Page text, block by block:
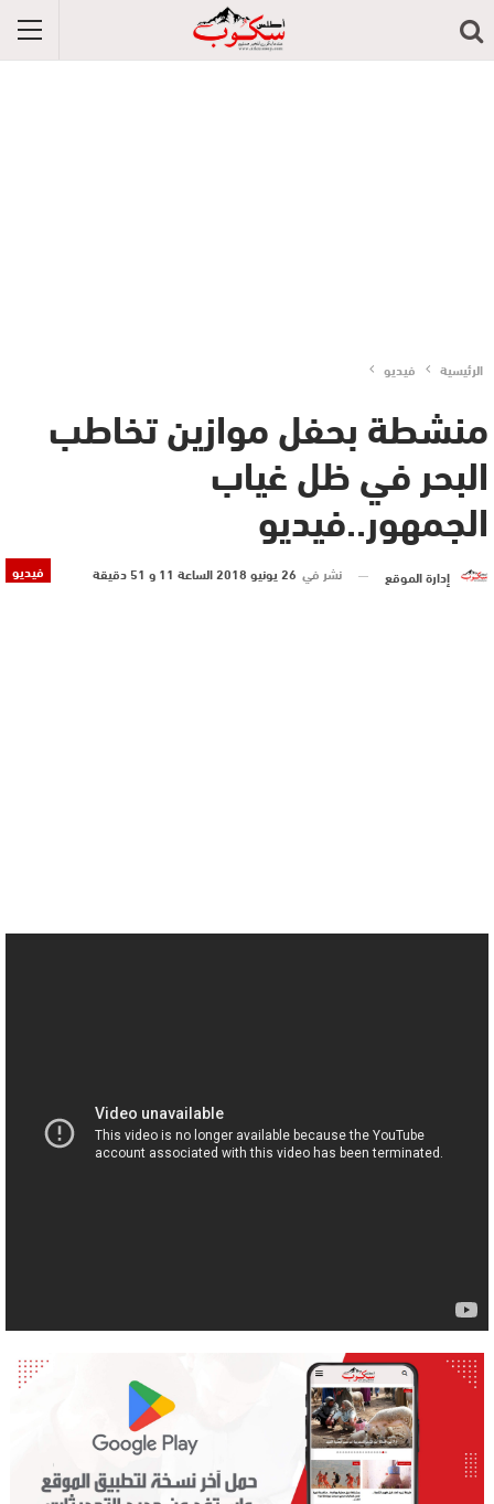
الرئيسية فيديو
منشطة بحفل موازين تخاطب
البحر في ظل غياب
الجمهور..فيديو
فيديو إدارة الموقع نشر في 26 يونيو 2018 الساعة 11 و 51 دقيقة